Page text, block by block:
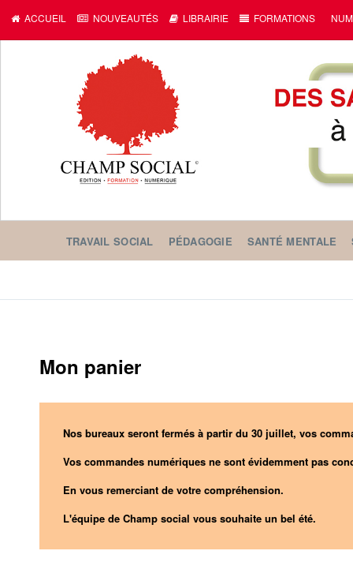
ACCUEIL NOUVEAUTÉS LIBRAIRIE FORMATIONS
TRAVAIL SOCIAL PÉDAGOGIE SANTÉ MENTALE
Mon panier
Nos bureaux seront fermés à partir du 30 juillet, vos
Vos commandes numériques ne sont évidemment pas
En vous remerciant de votre compréhension.
L'équipe de Champ social vous souhaite un bel été.